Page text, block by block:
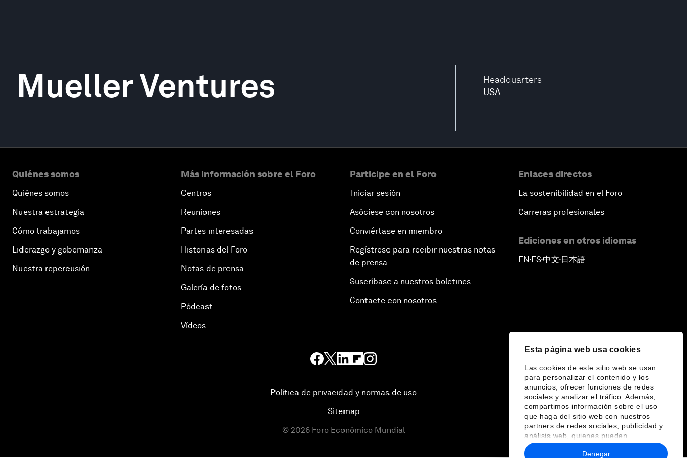
Esta página web usa cookies
Las cookies de este sitio web se usan
para personalizar el contenido y los
anuncios, ofrecer funciones de redes
sociales y analizar el tráfico. Además,
compartimos información sobre el uso
que haga del sitio web con nuestros
partners de redes sociales, publicidad y
análisis web, quienes pueden
combinarla con otra información que les
haya proporcionado o que hayan
Denegar
Headquarters
USA
Mueller Ventures
Quiénes somos
Quiénes somos
Nuestra estrategia
Cómo trabajamos
Liderazgo y gobernanza
Nuestra repercusión
Más información sobre el Foro
Centros
Reuniones
Partes interesadas
Historias del Foro
Notas de prensa
Galería de fotos
Pódcast
Vídeos
Participe en el Foro
Iniciar sesión
Asóciese con nosotros
Conviértase en miembro
Regístrese para recibir nuestras notas
de prensa
Suscríbase a nuestros boletines
Contacte con nosotros
Enlaces directos
La sostenibilidad en el Foro
Carreras profesionales
Ediciones en otros idiomas
EN▪ES▪中文▪ 日本語
Política de privacidad y normas de uso
Sitemap
© 2026 Foro Económico Mundial